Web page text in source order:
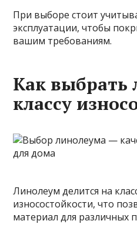
При выборе стоит
эксплуатации, чтобы
вашим требованиям.
Как выбрать
классу
Линолеум делится на
износостойкости, что
материал для различных